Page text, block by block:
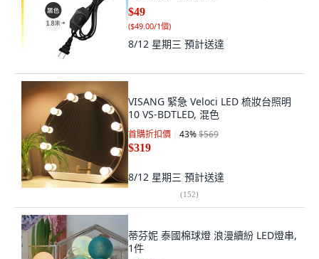
$49
($49.00/1個)
8/12 星期三 預計送達
VISANG 緊急 Veloci LED 梳妝台照明
10 VS-BDTLED, 混色
首購折扣價 43%$569
$319
8/12 星期三 預計送達
(152)
蒂芬妮 泰國棉球燈 浪漫續紛 LED燈串,
1件